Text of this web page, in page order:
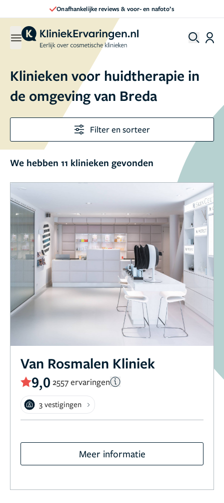
Onafhankelijke reviews & voor- en nafoto’s
Klinieken voor huidtherapie in
de omgeving van Breda
Filter en sorteer
We hebben 11 klinieken gevonden
Van Rosmalen Kliniek
9,0 2557 ervaringen
3 vestigingen
Meer informatie